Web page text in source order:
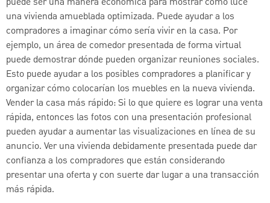
una vivienda amueblada optimizada. Puede ayudar a los
compradores a imaginar cómo sería vivir en la casa. Por
ejemplo, un área de comedor presentada de forma virtual
puede demostrar dónde pueden organizar reuniones sociales.
Esto puede ayudar a los posibles compradores a planificar y
organizar cómo colocarían los muebles en la nueva vivienda.
Vender la casa más rápido: Si lo que quiere es lograr una venta
rápida, entonces las fotos con una presentación profesional
pueden ayudar a aumentar las visualizaciones en línea de su
anuncio. Ver una vivienda debidamente presentada puede dar
confianza a los compradores que están considerando
presentar una oferta y con suerte dar lugar a una transacción
más rápida.